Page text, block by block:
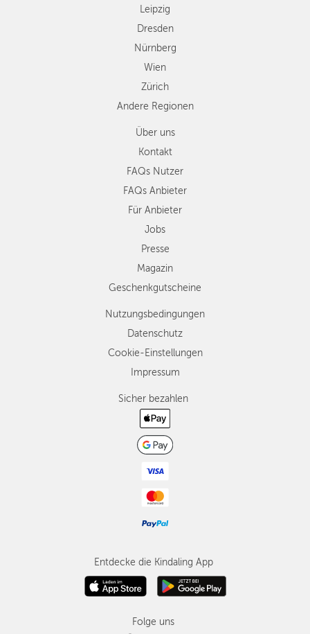
Leipzig
Dresden
Nürnberg
Wien
Zürich
Andere Regionen
Über uns
Kontakt
FAQs Nutzer
FAQs Anbieter
Für Anbieter
Jobs
Presse
Magazin
Geschenkgutscheine
Nutzungsbedingungen
Datenschutz
Cookie-Einstellungen
Impressum
Sicher bezahlen
Entdecke die Kindaling App
Folge uns